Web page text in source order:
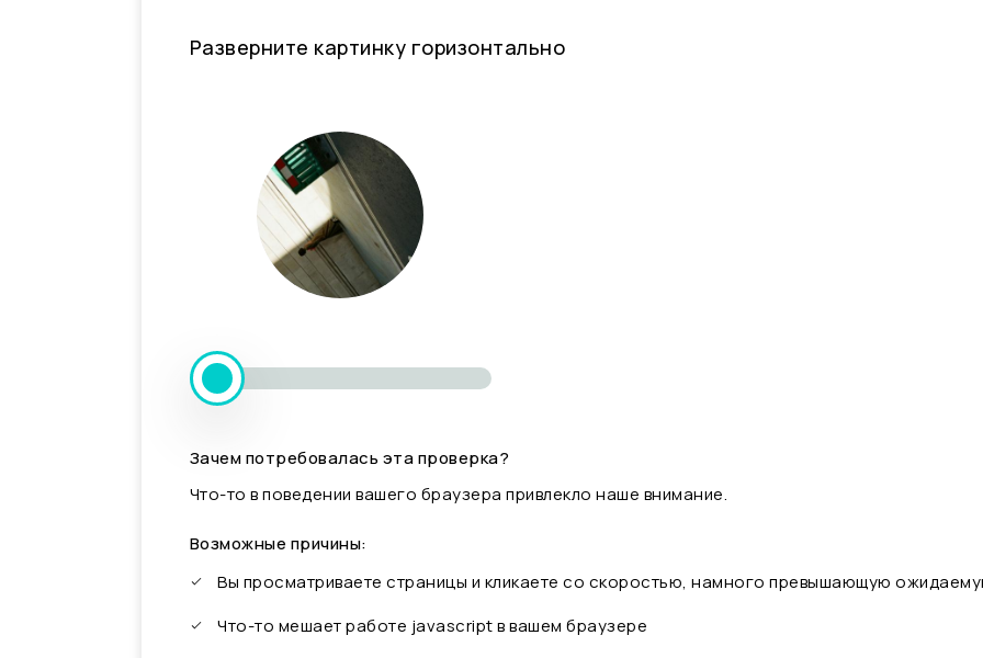
Разверните картинку горизонтально
Зачем потребовалась эта проверка?
Что-то в поведении вашего браузера привлекло наше внимание.
Возможные причины:
Вы просматриваете страницы и кликаете со скоростью, намного превышающую
Что-то мешает работе javascript в вашем браузере